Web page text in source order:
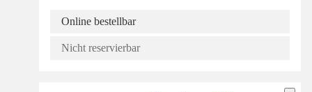
Online bestellbar
Nicht reservierbar